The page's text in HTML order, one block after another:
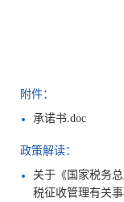
附件：
承诺书.doc
政策解读：
关于《国家税务
税征收管理有关